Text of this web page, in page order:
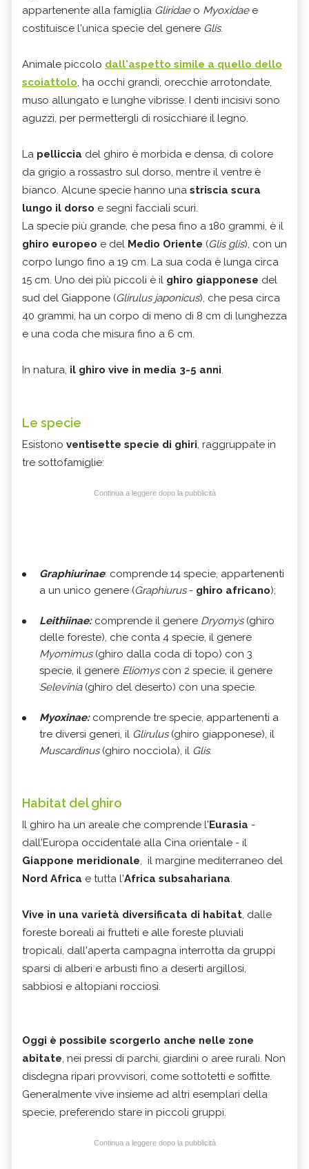
appartenente alla famiglia Gliridaeo Myoxidaee
costituisce l'unica specie del genere Glis.
Animale piccolo dall'aspetto simile a quello dello
scoiattolo, ha occhi grandi, orecchie arrotondate,
muso allungato e lunghe vibrisse. I denti incisivi sono
aguzzi, per permettergli di rosicchiare il legno.
La pelliccia del ghiro è morbida e densa, di colore
da grigio a rossastro sul dorso, mentre il ventre è
bianco. Alcune specie hanno una striscia scura
lungo il dorso e segni facciali scuri.
La specie più grande, che pesa fino a 180 grammi, è il
ghiro europeo e del Medio Oriente (Glis glis), con un
corpo lungo fino a 19 cm. La sua coda è lunga circa
15 cm. Uno dei più piccoli è il ghiro giapponese del
sud del Giappone (Glirulus japonicus), che pesa circa
40 grammi, ha un corpo di meno di 8 cm di lunghezza
e una coda che misura fino a 6 cm.
In natura, il ghiro vive in media 3-5 anni.
Le specie
Esistono ventisette specie di ghiri, raggruppate in
tre sottofamiglie:
Continua a leggere dopo la pubblicità
Graphiurinae: comprende 14 specie, appartenenti
a un unico genere (Graphiurus - ghiro africano);
Leithiinae:comprende il genere Dryomys(ghiro
delle foreste), che conta 4 specie, il genere
Myomimus(ghiro dalla coda di topo) con 3
specie, il genere Eliomyscon 2 specie, il genere
Selevinia(ghiro del deserto) con una specie.
Myoxinae:comprende tre specie, appartenenti a
tre diversi generi, il Glirulus(ghiro giapponese), il
Muscardinus(ghiro nocciola), il Glis.
Habitat del ghiro
Il ghiro ha un areale che comprende l'Eurasia -
dall'Europa occidentale alla Cina orientale - il
Giappone meridionale, il margine mediterraneo del
Nord Africa e tutta l'Africa subsahariana.
Vive in una varietà diversificata di habitat, dalle
foreste boreali ai frutteti e alle foreste pluviali
tropicali, dall'aperta campagna interrotta da gruppi
sparsi di alberi e arbusti fino a deserti argillosi,
sabbiosi e altopiani rocciosi.
Oggi è possibile scorgerlo anche nelle zone
abitate, nei pressi di parchi, giardini o aree rurali. Non
disdegna ripari provvisori, come sottotetti e soffitte.
Generalmente vive insieme ad altri esemplari della
specie, preferendo stare in piccoli gruppi.
Continua a leggere dopo la pubblicità